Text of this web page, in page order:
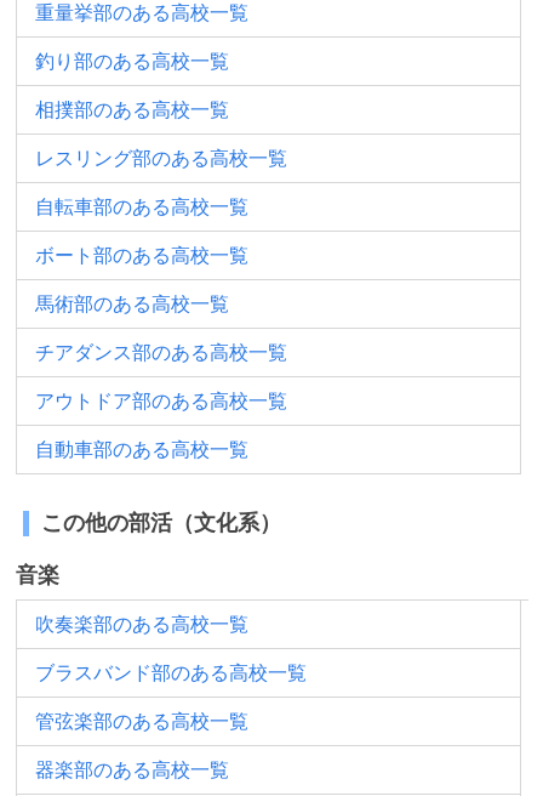
重量挙部のある高校一覧
釣り部のある高校一覧
相撲部のある高校一覧
レスリング部のある高校一覧
自転車部のある高校一覧
ボート部のある高校一覧
馬術部のある高校一覧
チアダンス部のある高校一覧
アウトドア部のある高校一覧
自動車部のある高校一覧
この他の部活（文化系）
音楽
吹奏楽部のある高校一覧
ブラスバンド部のある高校一覧
管弦楽部のある高校一覧
器楽部のある高校一覧